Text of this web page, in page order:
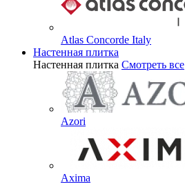
Atlas Concorde Italy
Настенная плитка
Настенная плитка Смотреть все
Azori
Axima